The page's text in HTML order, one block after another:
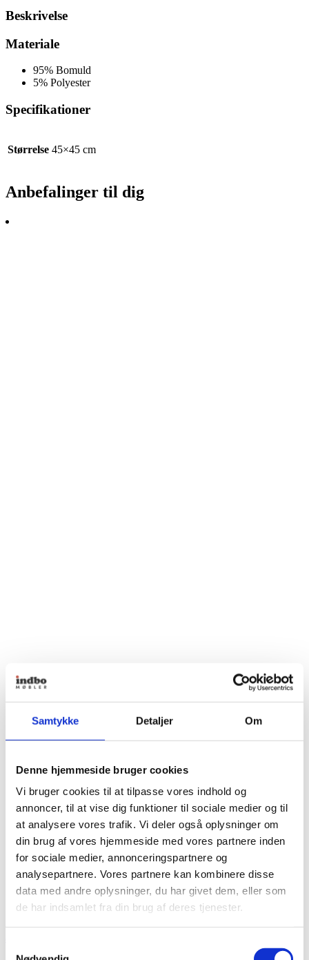
Samtykke Detaljer Om
Denne hjemmeside bruger cookies
Vi bruger cookies til at tilpasse vores indhold og
annoncer, til at vise dig funktioner til sociale medier og til
at analysere vores trafik. Vi deler også oplysninger om
din brug af vores hjemmeside med vores partnere inden
for sociale medier, annonceringspartnere og
analysepartnere. Vores partnere kan kombinere disse
data med andre oplysninger, du har givet dem, eller som
de har indsamlet fra din brug af deres tjenester.
Beskrivelse
Materiale
95% Bomuld
5% Polyester
Specifikationer
Størrelse 45×45 cm
Anbefalinger til dig